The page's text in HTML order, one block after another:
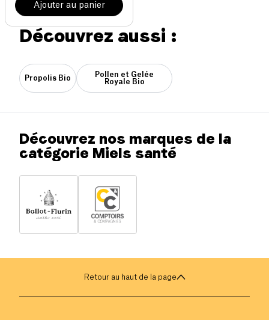
Ajouter au panier
Découvrez aussi :
Propolis Bio
Pollen et Gelée
Royale Bio
Découvrez nos marques de la
catégorie Miels santé
Retour au haut de la page